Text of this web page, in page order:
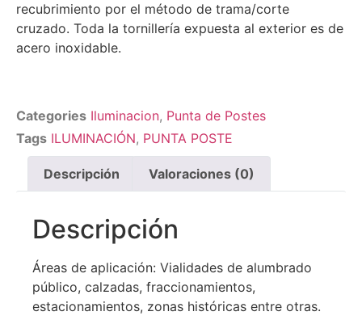
recubrimiento por el método de trama/corte
cruzado. ​Toda la tornillería expuesta al exterior es de
acero inoxidable.​
Categories Iluminacion, Punta de Postes
Tags ILUMINACIÓN, PUNTA POSTE
Descripción Valoraciones (0)
Descripción
Áreas de aplicación: Vialidades de alumbrado
público, calzadas, fraccionamientos,
estacionamientos, zonas históricas entre otras.​